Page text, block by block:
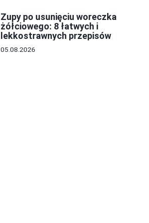
Zupy po usunięciu woreczka
żółciowego: 8 łatwych i
lekkostrawnych przepisów
05.08.2026